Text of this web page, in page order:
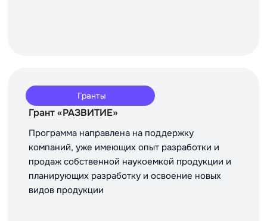
Гранты
Грант «РАЗВИТИЕ»
Программа направлена на поддержку
компаний, уже имеющих опыт разработки и
продаж собственной наукоемкой продукции и
планирующих разработку и освоение новых
видов продукции